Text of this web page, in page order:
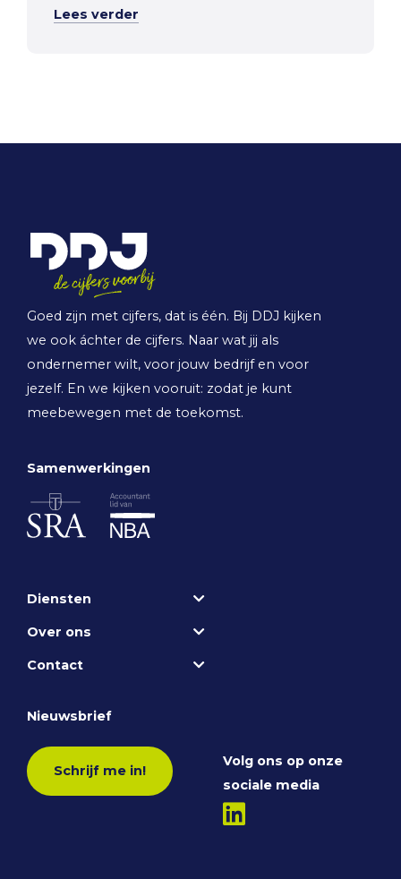
Lees verder
Goed zijn met cijfers, dat is één. Bij DDJ kijken
we ook áchter de cijfers. Naar wat jij als
ondernemer wilt, voor jouw bedrijf en voor
jezelf. En we kijken vooruit: zodat je kunt
meebewegen met de toekomst.
Samenwerkingen
Diensten
Over ons
Contact
Nieuwsbrief
Schrijf me in!
Volg ons op onze
sociale media